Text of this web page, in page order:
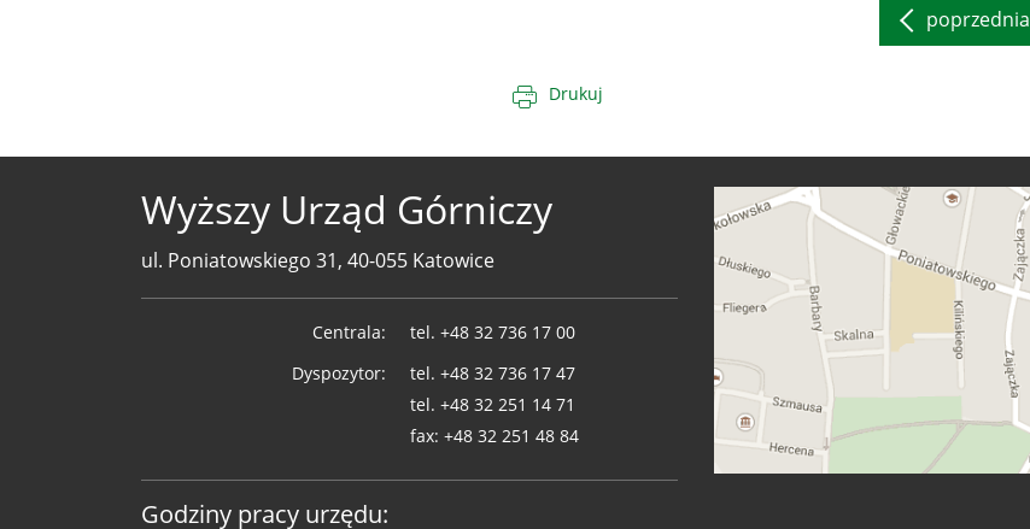
poprzednia
Drukuj
Wyższy Urząd Górniczy
ul. Poniatowskiego 31, 40-055 Katowice
Centrala: tel. +48 32 736 17 00
Dyspozytor:
tel. +48 32 736 17 47
tel. +48 32 251 14 71
fax: +48 32 251 48 84
Godziny pracy urzędu: